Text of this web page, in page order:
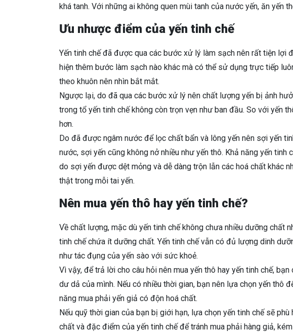
khá tanh. Với những ai không quen mùi tanh của nước yến, ăn yến
Ưu nhược điểm của yến tinh chế
Yến tinh chế đã được qua các bước xử lý làm sạch nên rất tiện lợi
hiện thêm bước làm sạch nào khác mà có thể sử dụng trực tiếp
theo khuôn nên nhìn bắt mắt.
Ngược lại, do đã qua các bước xử lý nên chất lượng yến bị ảnh
trong tổ yến tinh chế không còn trọn vẹn như ban đầu. So với yến
hơn.
Do đã được ngâm nước để lọc chất bẩn và lông yến nên sợi yến
nước, sợi yến cũng không nở nhiều như yến thô. Khả năng yến tinh
do sợi yến được dệt mỏng và dễ dàng trộn lẫn các hoá chất khác
thật trong mỗi tai yến.
Nên mua yến thô hay yến tinh chế?
Về chất lượng, mặc dù yến tinh chế không chưa nhiều dưỡng chất
tinh chế chứa ít dưỡng chất. Yến tinh chế vẫn có đủ lượng dinh
như tác đụng của yến sào với sức khoẻ.
Vì vậy, để trả lời cho câu hỏi nên mua yến thô hay yến tinh chế,
dư dả của mình. Nếu có nhiều thời gian, bạn nên lựa chọn yến thô
năng mua phải yến giả có độn hoá chất.
Nếu quỹ thời gian của bạn bị giới hạn, lựa chọn yến tinh chế sẽ phù
chất và đặc điểm của yến tinh chế để tránh mua phải hàng giả,